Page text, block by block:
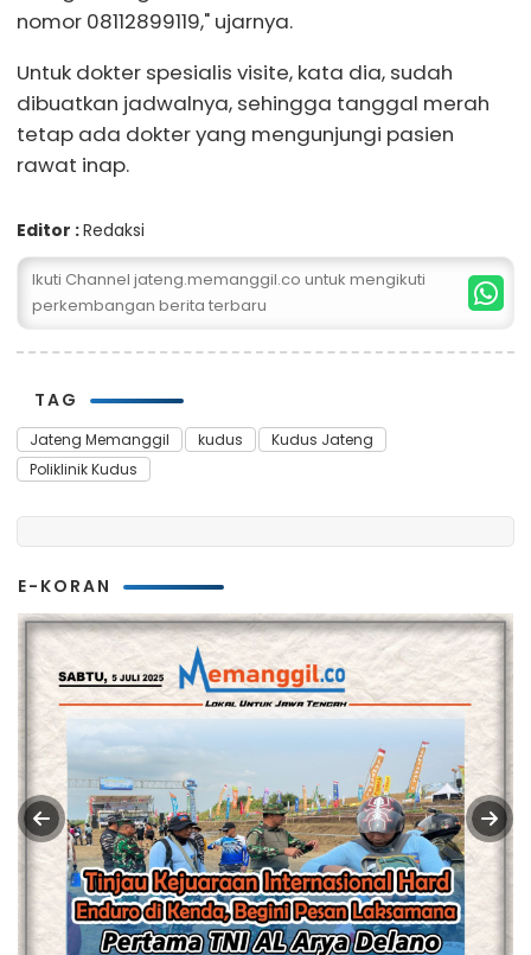
nomor 08112899119," ujarnya.
Untuk dokter spesialis visite, kata dia, sudah
dibuatkan jadwalnya, sehingga tanggal merah
tetap ada dokter yang mengunjungi pasien
rawat inap.
Editor :Redaksi
Ikuti Channel jateng.memanggil.co untuk mengikuti
perkembangan berita terbaru
TAG
Jateng Memanggil kudus
Kudus Jateng
Poliklinik Kudus
E-KORAN